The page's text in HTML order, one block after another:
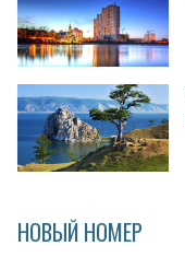
НОВЫЙ НОМЕР